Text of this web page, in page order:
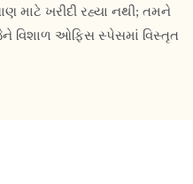
ખરીદી રહ્યા નથી; તમને
વિશાળ ઓફિસ સ્પેસમાં વિસ્તૃત